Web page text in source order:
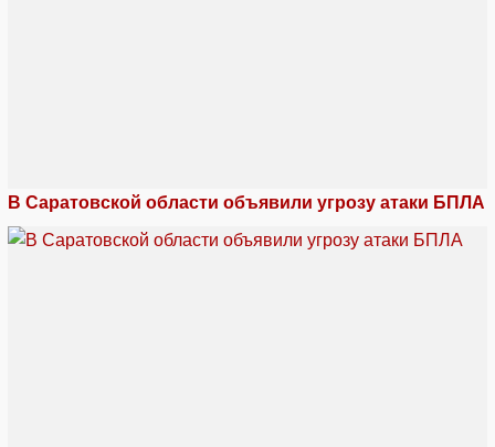
В Саратовской области объявили угрозу атаки БПЛА